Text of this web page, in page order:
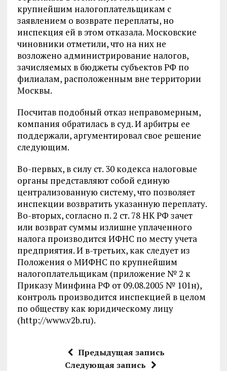
крупнейшим налогоплательщикам с
заявлением о возврате переплаты, но
инспекция ей в этом отказала. Московские
чиновники отметили, что на них не
возложено администрирование налогов,
зачисляемых в бюджеты субъектов РФ по
филиалам, расположенным вне территории
Москвы.
Посчитав подобный отказ неправомерным,
компания обратилась в суд. И арбитры ее
поддержали, аргументировал свое решение
следующим.
Во-первых, в силу ст. 30 кодекса налоговые
органы представляют собой единую
централизованную систему, что позволяет
инспекции возвратить указанную переплату.
Во-вторых, согласно п. 2 ст. 78 НК РФ зачет
или возврат суммы излишне уплаченного
налога производится ИФНС по месту учета
предприятия. И в-третьих, как следует из
Положения о МИФНС по крупнейшим
налогоплательщикам (приложение № 2 к
Приказу Минфина РФ от 09.08.2005 № 101н),
контроль производится инспекцией в целом
по обществу как юридическому лицу
(http://www.v2b.ru).
Предыдущая запись
Следующая запись